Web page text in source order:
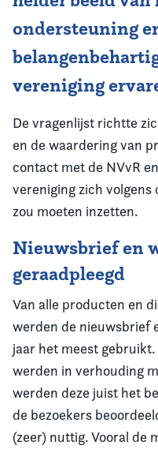
ondersteuning
vereniging
De vragenlijst richtte
en de waardering van
contact met de NVvR
vereniging zich volgens
zou moeten inzetten.
Nieuwsbrief en
geraadpleegd
Van alle producten en
werden de nieuwsbrief
jaar het meest
werden in verhouding
werden deze juist het
de bezoekers
(zeer) nuttig. Vooral de